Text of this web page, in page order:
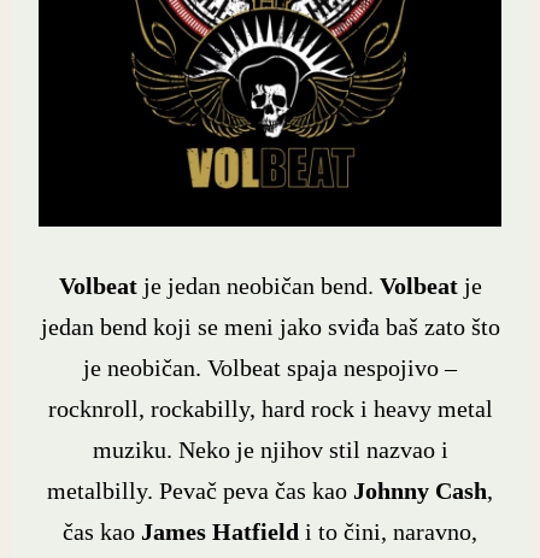
Volbeatje jedan neobičan bend. Volbeatje
jedan bend koji se meni jako sviđa baš zato što
je neobičan. Volbeat spaja nespojivo –
rocknroll, rockabilly, hard rock i heavy metal
muziku. Neko je njihov stil nazvao i
metalbilly. Pevač peva čas kao Johnny Cash,
čas kao James Hatfield i to čini, naravno,